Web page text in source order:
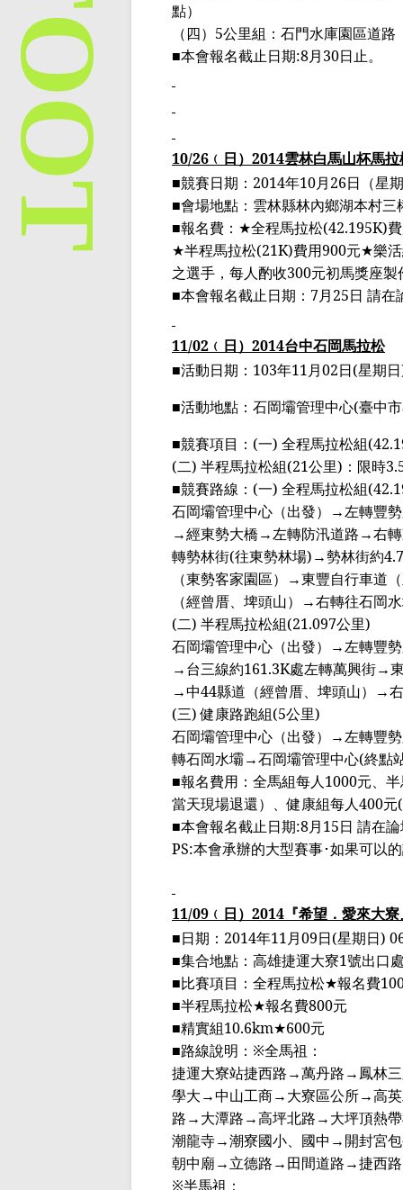
點）
（四） 5公里組：石門水庫園區道路
■本會報名截止日期:8月30日止。
10/26 ﹙ 日） 2014雲林白馬山杯馬拉
■競賽日期： 2014年10月26日（星
■會場地點：雲林縣林內鄉湖本村三
■報名費： ★全程馬拉松(42.195K)
★半程馬拉松(21K)費用900元★樂
之選手，每人酌收300元初馬獎座製
■本會報名截止日期： 7月25日 請在
11/02 ﹙ 日） 2014台中石岡馬拉松
■活動日期： 103年11月02日(星期日
■活動地點：石岡壩管理中心(臺中
■競賽項目： (一) 全程馬拉松組
(二) 半程馬拉松組(21公里) ：限時
■競賽路線： (一) 全程馬拉松組
石岡壩管理中心（出發） →左轉豐
→經東勢大橋→左轉防汛道路→右
轉勢林街(往東勢林場)→勢林街約
（東勢客家園區） →東豐自行車道
（經曾厝、埤頭山） →右轉往石岡
(二) 半程馬拉松組(21.097公里)
石岡壩管理中心（出發） →左轉豐
→台三線約161.3K處左轉萬興街→
→中44縣道（經曾厝、埤頭山） →
(三)健康路跑組(5公里)
石岡壩管理中心（出發） →左轉豐
轉石岡水壩→石岡壩管理中心(終點
■報名費用： 全馬組每人1000元、
當天現場退還）、健康組每人400元(
■本會報名截止日期:8月15日 請在
PS:本會承辦的大型賽事･如果可以
11/09 ﹙ 日） 2014 『希望．愛來大
■日期： 2014年11月09日(星期日)
■集合地點：高雄捷運大寮1號出口
■比賽項目：全程馬拉松★報名費
■半程馬拉松★報名費800元
■精實組10.6km★600元
■路線說明：※全馬祖：
捷運大寮站捷西路→萬丹路→鳳林
學大→中山工商→大寮區公所→高
路→大潭路→高坪北路→大坪頂熱
潮龍寺→潮寮國小、國中 →開封宮
朝中廟→立德路→田間道路→捷西路
※半馬祖：